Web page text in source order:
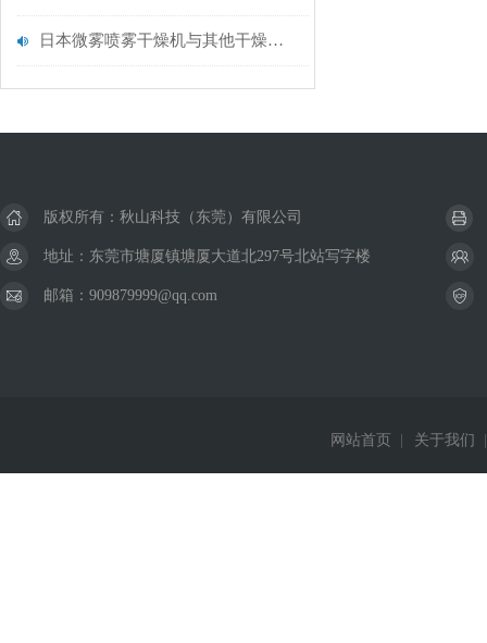
日本微雾喷雾干燥机与其他干燥机的对比
版权所有：秋山科技（东莞）有限公司
地址：东莞市塘厦镇塘厦大道北297号北站写字楼
邮箱：909879999@qq.com
网站首页 关于我们